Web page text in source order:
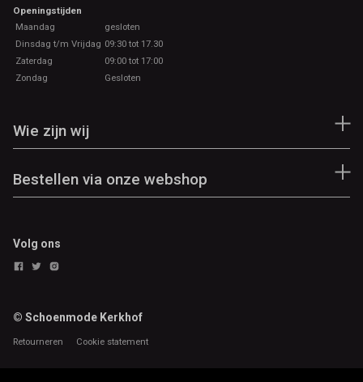
Openingstijden
Maandag
gesloten
Dinsdag t/m Vrijdag 09:30 tot 17.30
Zaterdag
09:00 tot 17:00
Zondag
Gesloten
Wie zijn wij
Bestellen via onze webshop
Volg ons
© Schoenmode Kerkhof
Retourneren Cookie statement